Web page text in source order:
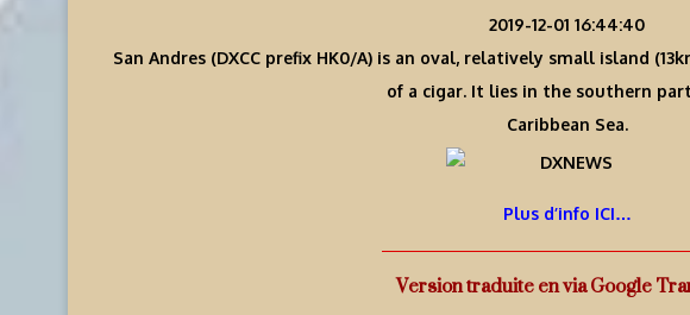
2019-12-01 16:44:40
San Andres (DXCC prefix HK0/A) is an oval, relatively small island
of a cigar. It lies in the southern
Caribbean Sea.
Plus d’info ICI…
Version traduite en via Google